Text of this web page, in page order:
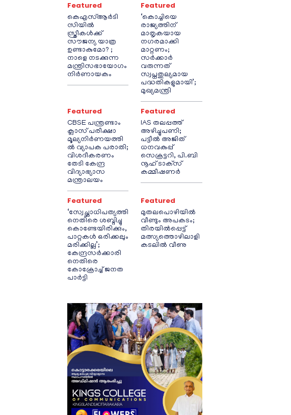
Featured
കെഎസ്ആർടി
സിയിൽ
സ്ത്രീകൾക്ക്
സൗജന്യ യാത്ര
ഉണ്ടാകുമോ? ;
നാളെ നടക്കുന്ന
മന്ത്രിസഭായോഗം
നിർണായകം
Featured
‘കൊച്ചിയെ
രാജ്യത്തിന്
മാതൃകയായ
നഗരമാക്കി
മാറ്റണം;
സർക്കാർ
വരുന്നത്
സ്വപ്നതുല്യമായ
പദ്ധതികളുമായി’;
മുഖ്യമന്ത്രി
Featured
CBSE പന്ത്രണ്ടാം
ക്ലാസ് പരീക്ഷാ
മൂല്യനിർണയത്തി
ൽ വ്യാപക പരാതി;
വിശദീകരണം
തേടി കേന്ദ്ര
വിദ്യാഭ്യാസ
മന്ത്രാലയം
Featured
IAS തലപ്പത്ത്
അഴിച്ചുപണി;
പട്ടീല്‍ അജിത്
ധനവകുപ്പ്
സെക്രട്ടറി, പി.ബി
നൂഹ് ടാക്‌സ്
കമ്മീഷണര്‍
Featured
‘സ്വേച്ഛാധിപത്യത്തി
നെതിരെ ശബ്ദിച്ചു
കൊണ്ടേയിരിക്കും,
പാറ്റകൾ ഒരിക്കലും
മരിക്കില്ല’;
കേന്ദ്രസർക്കാരി
നെതിരെ
കോക്രോച്ച് ജനത
പാർട്ടി
Featured
മുതലപൊഴിയിൽ
വീണ്ടും അപകടം;
തിരയിൽപ്പെട്ട്
മത്സ്യത്തൊഴിലാളി
കടലിൽ വീണു